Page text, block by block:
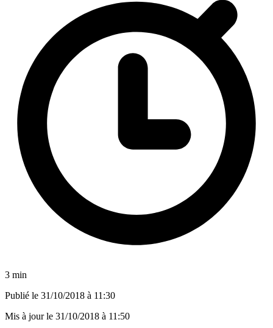
3 min
Publié le 31/10/2018 à 11:30
Mis à jour le 31/10/2018 à 11:50